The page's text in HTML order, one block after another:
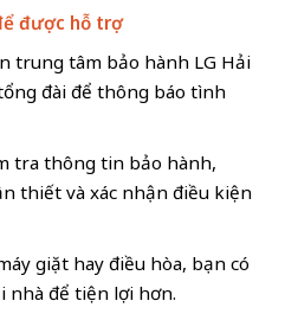
được hỗ trợ
trung tâm bảo hành LG Hải
đài để thông báo tình
tra thông tin bảo hành,
thiết và xác nhận điều kiện
giặt hay điều hòa, bạn có
nhà để tiện lợi hơn.